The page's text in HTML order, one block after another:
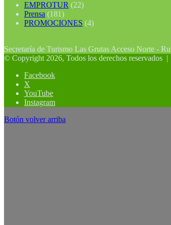
EMPROTUR (22)
Prensa (181)
PROMOCIONES (4)
Secretaría de Turismo Las Grutas Acceso Norte -
© Copyright 2026, Todos los derechos reservados |
Facebook
X
YouTube
Instagram
Botón volver arriba